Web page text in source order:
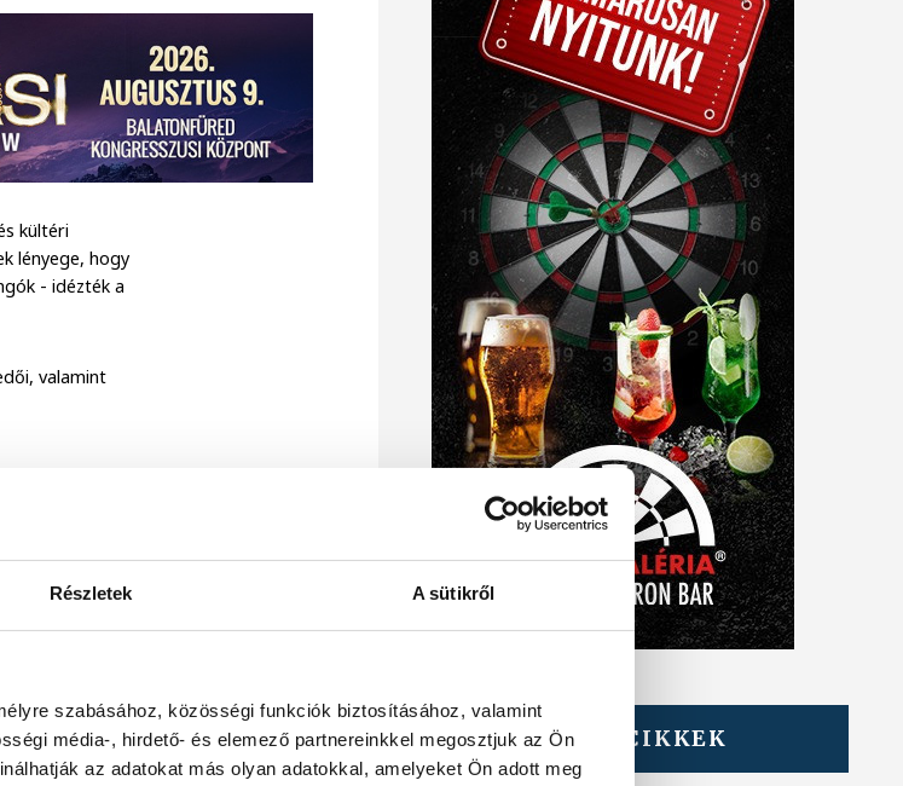
Részletek A sütikről
szabásához, közösségi funkciók biztosításához, valamint
média-, hirdető- és elemező partnereinkkel megosztjuk az Ön
az adatokat más olyan adatokkal, amelyeket Ön adott meg
kültéri
lényege, hogy
- idézték a
valamint
TOVÁBBI CIKKEK
TÁMOGATOTT TARTALOM